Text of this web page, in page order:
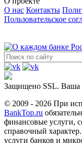
О нас Контакты
Пользовательское
Защищено SSL. Ваша
© 2009 - 2026 При
BankTop.ru
финансовые услуги,
справочный
услуги банков и